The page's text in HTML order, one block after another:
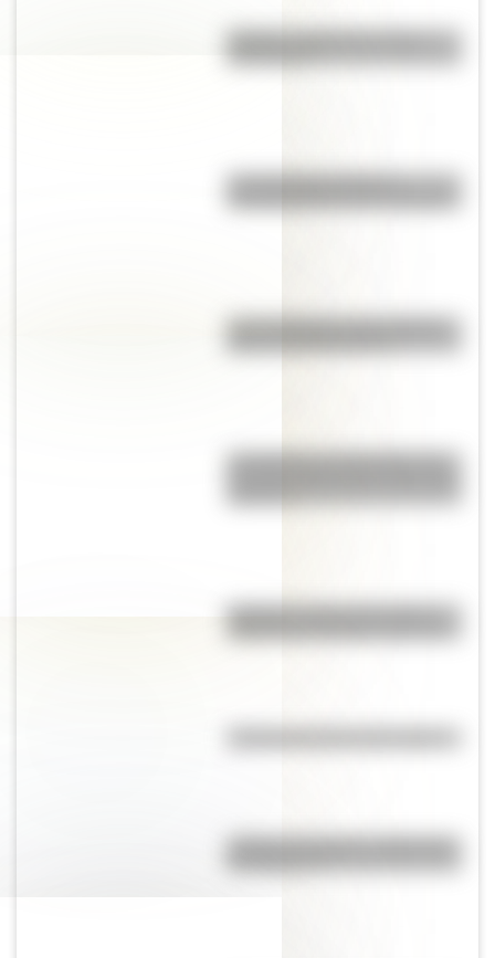
Mafalda: ¿Quiénes son sus
Los duendes producen
Las 12 máximas de San Martín
La Coquena y el Pombero: los
"Dibujitos eran los de antes":
¿Cuál es el origen y significado